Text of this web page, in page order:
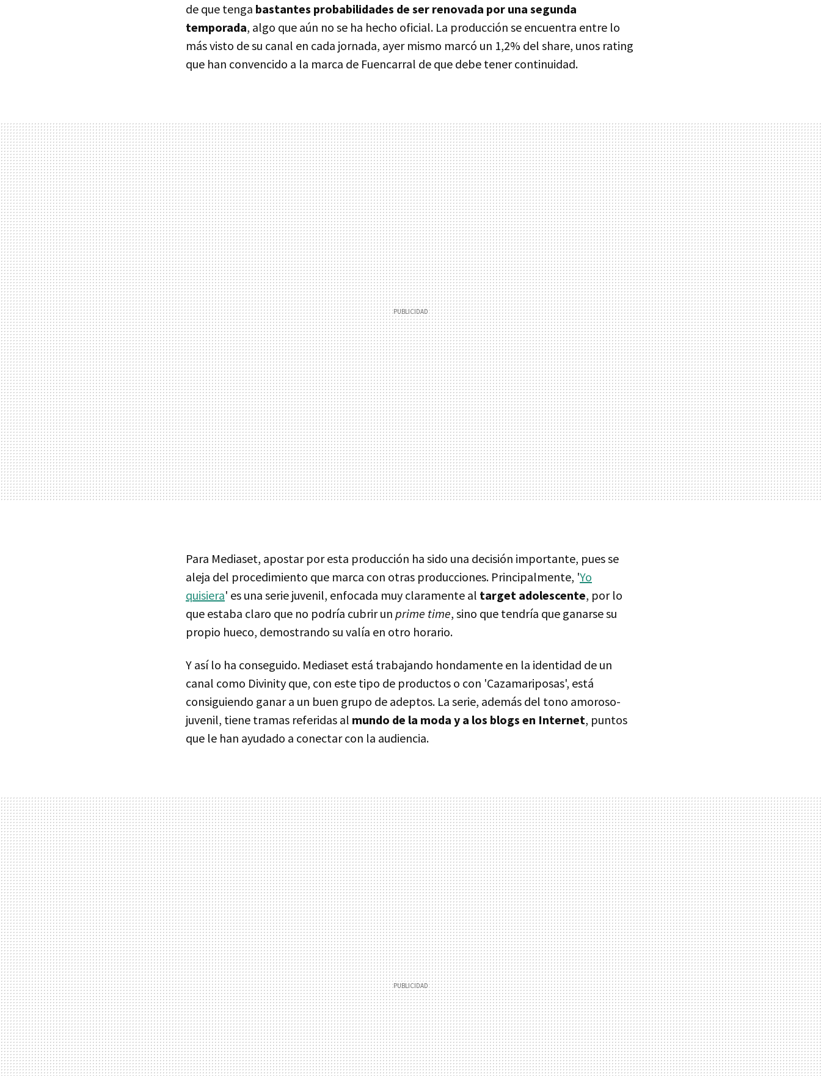
de que tenga bastantes probabilidades de ser renovada por una segunda
temporada, algo que aún no se ha hecho oficial. La producción se encuentra entre lo
más visto de su canal en cada jornada, ayer mismo marcó un 1,2% del share, unos rating
que han convencido a la marca de Fuencarral de que debe tener continuidad.
Para Mediaset, apostar por esta producción ha sido una decisión importante, pues se
aleja del procedimiento que marca con otras producciones. Principalmente, 'Yo
quisiera' es una serie juvenil, enfocada muy claramente al target adolescente, por lo
que estaba claro que no podría cubrir un prime time, sino que tendría que ganarse su
propio hueco, demostrando su valía en otro horario.
Y así lo ha conseguido. Mediaset está trabajando hondamente en la identidad de un
canal como Divinity que, con este tipo de productos o con 'Cazamariposas', está
consiguiendo ganar a un buen grupo de adeptos. La serie, además del tono amoroso-
juvenil, tiene tramas referidas al mundo de la moda y a los blogs en Internet, puntos
que le han ayudado a conectar con la audiencia.